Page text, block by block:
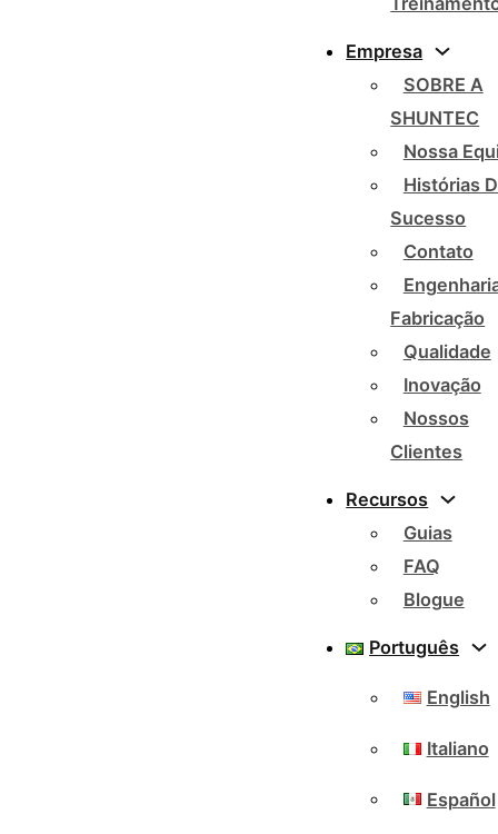
Empresa
SOBRE A
SHUNTEC
Nossa
Histórias
Sucesso
Contato
Fabricação
Qualidade
Inovação
Nossos
Clientes
Recursos
Guias
FAQ
Blogue
Português
English
Italiano
Español